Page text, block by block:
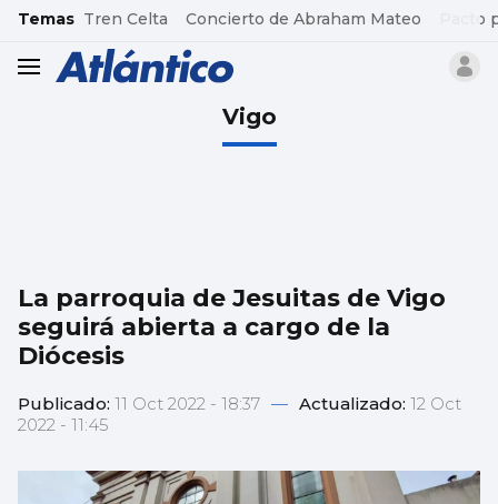
common.go-to-content
Temas Tren Celta Concierto de Abraham Mateo Pacto
header.menu.open
Vigo
La parroquia de Jesuitas de Vigo
seguirá abierta a cargo de la
Diócesis
Publicado: 11 Oct 2022 - 18:37 — Actualizado: 12 Oct
2022 - 11:45